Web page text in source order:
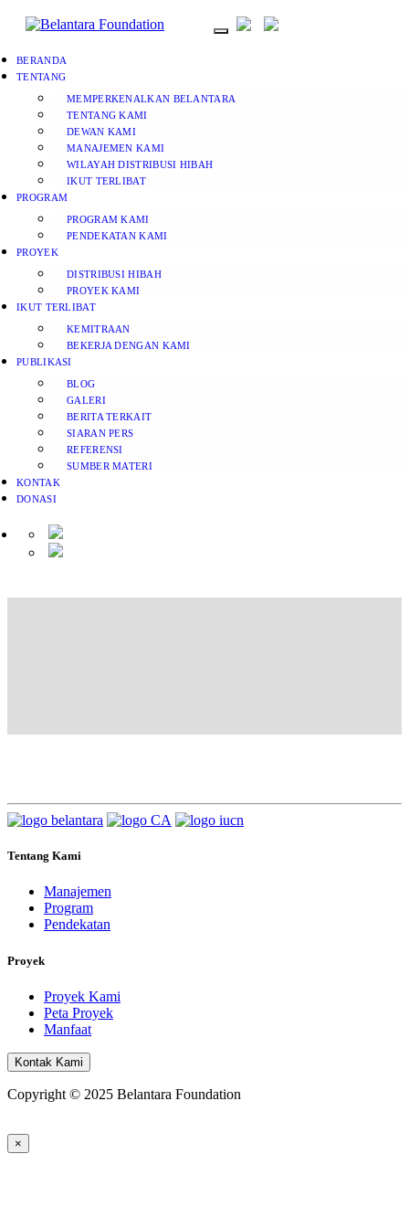
BERANDA
TENTANG
MEMPERKENALKAN BELANTARA
TENTANG KAMI
DEWAN KAMI
MANAJEMEN KAMI
WILAYAH DISTRIBUSI HIBAH
IKUT TERLIBAT
PROGRAM
PROGRAM KAMI
PENDEKATAN KAMI
PROYEK
DISTRIBUSI HIBAH
PROYEK KAMI
IKUT TERLIBAT
KEMITRAAN
BEKERJA DENGAN KAMI
PUBLIKASI
BLOG
GALERI
BERITA TERKAIT
SIARAN PERS
REFERENSI
SUMBER MATERI
KONTAK
DONASI
Tentang Kami
Manajemen
Program
Pendekatan
Proyek
Proyek Kami
Peta Proyek
Manfaat
Kontak Kami
Copyright © 2025 Belantara Foundation
×